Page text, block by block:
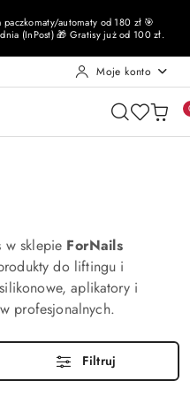
paczkomaty/automaty od 180 zł 🎯
(InPost) 🎁 Gratisy już od 100 zł.
Moje konto
w sklepie ForNails
do liftingu i
aplikatory i
profesjonalnych.
Filtruj